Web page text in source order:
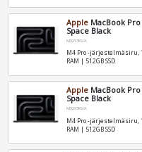
Apple MacBook
Space Black
MX2Y3KS/A
M4 Pro -järjestelmäsiru,
RAM | 512GB SSD
Apple MacBook
Space Black
MX2X3KS/A
M4 Pro -järjestelmäsiru,
RAM | 512GB SSD